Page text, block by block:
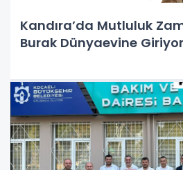
Kandıra’da Mutluluk
Burak Dünyaevine Giriyor